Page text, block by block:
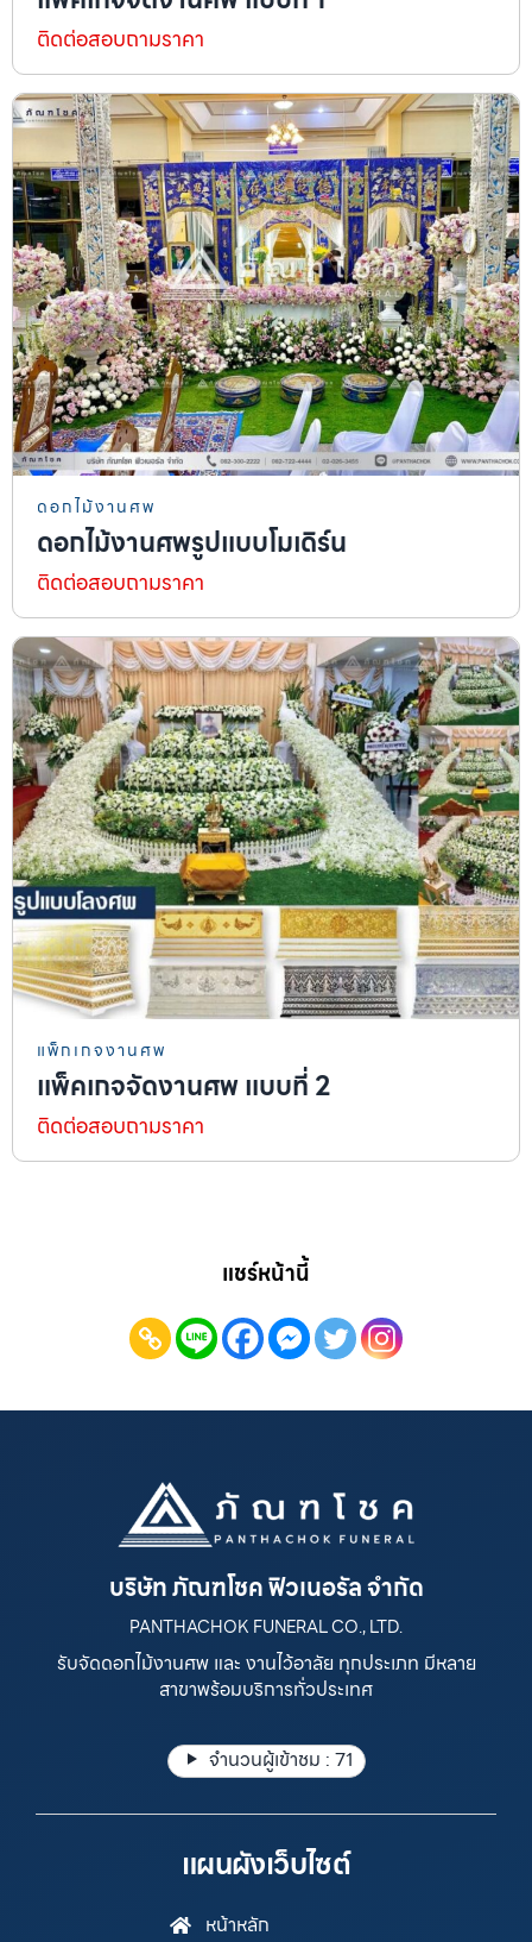
ติดต่อสอบถามราคา
ดอกไม้งานศพ
ดอกไม้งานศพรูปแบบโมเดิร์น
ติดต่อสอบถามราคา
แพ็กเกจงานศพ
แพ็คเกจจัดงานศพ แบบที่ 2
ติดต่อสอบถามราคา
แชร์หน้านี้
บริษัท ภัณฑโชค ฟิวเนอรัล จำกัด
PANTHACHOK FUNERAL CO., LTD.
รับจัดดอกไม้งานศพ และ งานไว้อาลัย ทุกประเภท มีหลาย
สาขาพร้อมบริการทั่วประเทศ
จำนวนผู้เข้าชม : 71
แผนผังเว็บไซต์
หน้าหลัก